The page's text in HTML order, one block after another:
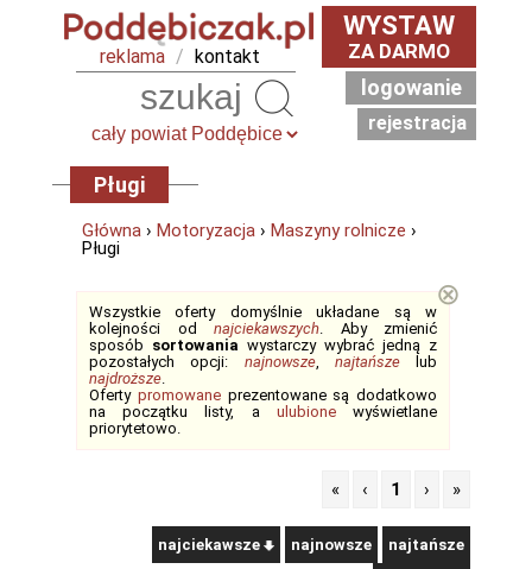
reklama / kontakt
WYSTAW
ZA DARMO
logowanie
rejestracja
Pługi
Główna › Motoryzacja › Maszyny rolnicze ›
Pługi
Wszystkie oferty domyślnie układane są w
kolejności od najciekawszych. Aby zmienić
sposób sortowania wystarczy wybrać jedną z
pozostałych opcji: najnowsze, najtańszelub
najdroższe.
Oferty promowaneprezentowane są dodatkowo
na początku listy, a ulubionewyświetlane
priorytetowo.
⊗
« ‹ 1 › »
najciekawsze najnowsze najtańsze